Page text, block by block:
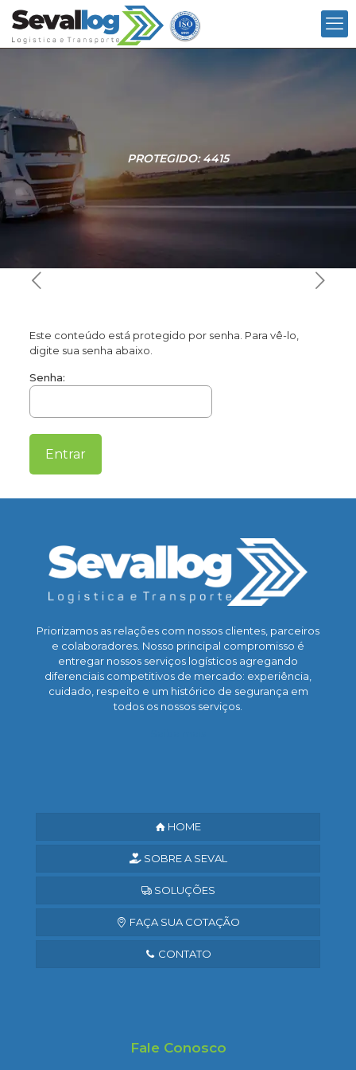
PROTEGIDO: 4415
Este conteúdo está protegido por senha. Para vê-lo,
digite sua senha abaixo.
Senha:
Priorizamos as relações com nossos clientes, parceiros
e colaboradores. Nosso principal compromisso é
entregar nossos serviços logísticos agregando
diferenciais competitivos de mercado: experiência,
cuidado, respeito e um histórico de segurança em
todos os nossos serviços.
HOME
SOBRE A SEVAL
SOLUÇÕES
FAÇA SUA COTAÇÃO
CONTATO
Fale Conosco